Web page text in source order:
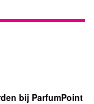
bij ParfumPoint